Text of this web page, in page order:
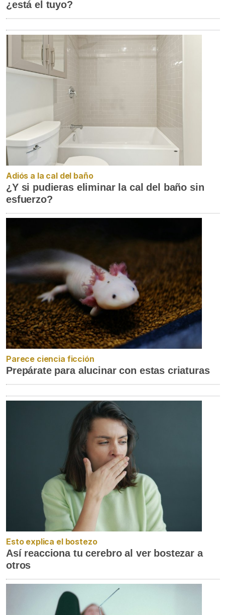
¿está el tuyo?
Adiós a la cal del baño
¿Y si pudieras eliminar la cal del baño sin
esfuerzo?
Parece ciencia ficción
Prepárate para alucinar con estas criaturas
Esto explica el bostezo
Así reacciona tu cerebro al ver bostezar a
otros